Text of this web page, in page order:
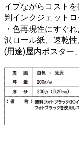
イプながらコスト
判インクジェットロ
・色再現性にすぐ
沢ロール紙、速乾性
(用途)屋内ポスター